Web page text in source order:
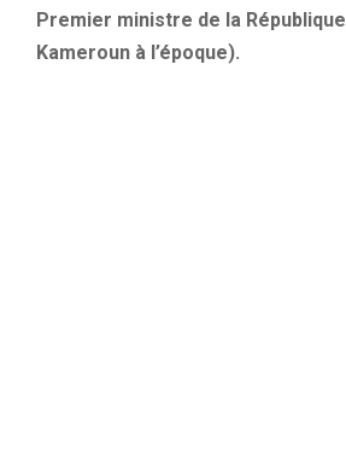
Premier ministre de la
Kameroun à l’époque).